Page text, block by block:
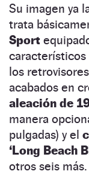
Su imagen ya
trata
Sport
característicos
los
acabados en
aleación de
manera
pulgadas) y el
‘Long Beach
otros seis más.